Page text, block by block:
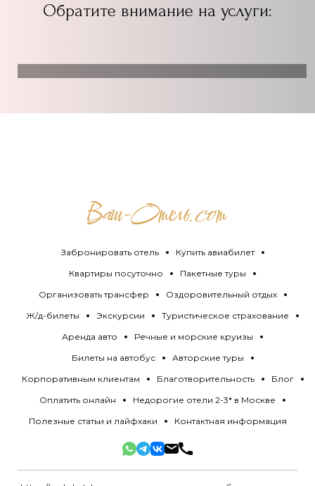
Обратите внимание на услуги:
Забронировать отель
Купить авиабилет
Квартиры посуточно
Пакетные туры
Организовать трансфер
Оздоровительный отдых
Ж/д-билеты
Экскурсии
Туристическое страхование
Аренда авто
Речные и морские круизы
Билеты на автобус
Авторские туры
Корпоративным клиентам
Благотворительность
Блог
Оплатить онлайн
Недорогие отели 2-3* в Москве
Полезные статьи и лайфхаки
Контактная информация